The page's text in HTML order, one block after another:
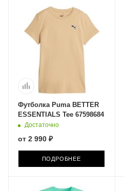
Футболка Puma BETTER
ESSENTIALS Tee 67598684
Достаточно
от 2 990 ₽
ПОДРОБНЕЕ